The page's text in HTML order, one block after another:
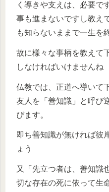
く導きや支えは、必要で
事も進まないですし教え
も知らないままで一生を
故に樣々な事柄を教えて
しなければいけませんね
仏教では、正道へ導いて
友人を「善知識」と呼び
びます。
即ち善知識が無ければ彼
ょう
又「先立つ者は、善知識
切な存在の死に依って生